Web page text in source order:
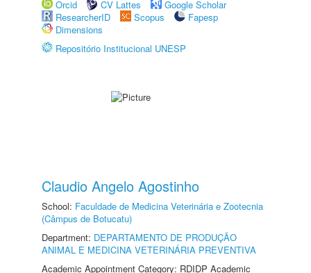
Orcid
CV Lattes
Google Scholar
ResearcherID
Scopus
Fapesp
Dimensions
Repositório Institucional UNESP
Claudio Angelo Agostinho
School: Faculdade de Medicina Veterinária e Zootecnia
(Câmpus de Botucatu)
Department: DEPARTAMENTO DE PRODUÇÃO
ANIMAL E MEDICINA VETERINÁRIA PREVENTIVA
Academic Appointment Category: RDIDP Academic